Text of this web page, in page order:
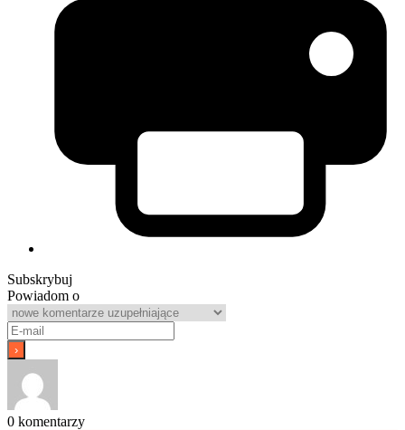
Subskrybuj
Powiadom o
0 komentarzy